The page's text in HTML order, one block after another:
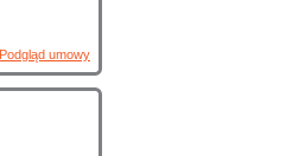
Podgląd umowy